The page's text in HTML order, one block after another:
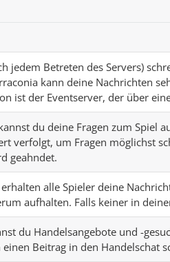
jedem Betreten des Servers)
kann deine Nachrichten
ist der Eventserver, der über
du deine Fragen zum Spiel
verfolgt, um Fragen möglichst
geahndet.
alle Spieler deine
aufhalten. Falls keiner in
du Handelsangebote und -
Beitrag in den Handelschat